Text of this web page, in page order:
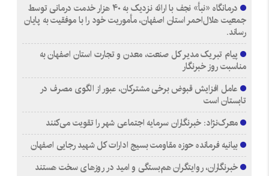
درمانگاه «نبأ» نجف با ارائه نزدیک به ۴۰ هزار خدمت درمانی توسط
جمعیت هلال‌احمر استان اصفهان، مأموریت خود را با موفقیت به پایان
رساند.
پیام تبریک مدیر کل صنعت، معدن و تجارت استان اصفهان به
مناسبت روز خبرنگار
عامل افزایش قبوض برخی مشترکان، عبور از الگوی مصرف در
تابستان است
معرک‌نژاد: خبرنگاران سرمایه اجتماعی شهر را تقویت می‌کنند
بیانیه فرمانده حوزه مقاومت بسیج ادارات کل شهید رجایی اصفهان
خبرنگاران، روایتگران هم‌بستگی و امید در روزهای سخت هستند